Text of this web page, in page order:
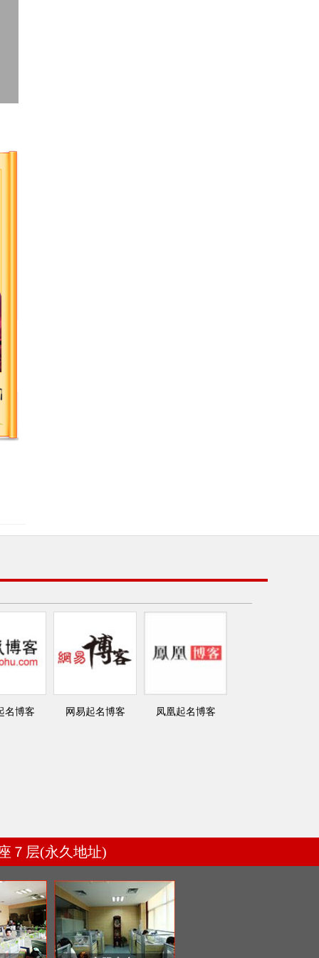
名博客 网易起名博客 凤凰起名博客
７层(永久地址)